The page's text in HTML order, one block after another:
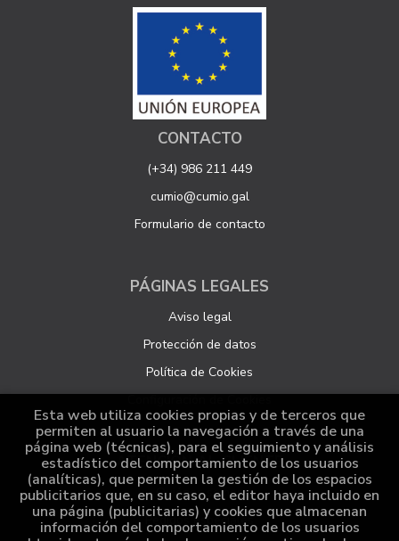
CONTACTO
(+34) 986 211 449
cumio@cumio.gal
Formulario de contacto
PÁGINAS LEGALES
Aviso legal
Protección de datos
Política de Cookies
ATENCIÓN AL CLIENTE
Quiénes somos
Pedidos especiales
Esta web utiliza cookies propias y de terceros que
permiten al usuario la navegación a través de una
página web (técnicas), para el seguimiento y análisis
estadístico del comportamiento de los usuarios
(analíticas), que permiten la gestión de los espacios
publicitarios que, en su caso, el editor haya incluido en
una página (publicitarias) y cookies que almacenan
información del comportamiento de los usuarios